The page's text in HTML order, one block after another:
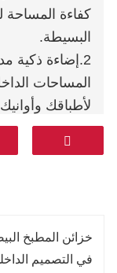
كفاءة المساحة
البسيطة.
المساحات
لأطباقك
3.تحسين
سلال دوارة
4.تخزين
على سطح خالٍ
5.تنظيم حائط
خزائن المطبخ
في التصميم